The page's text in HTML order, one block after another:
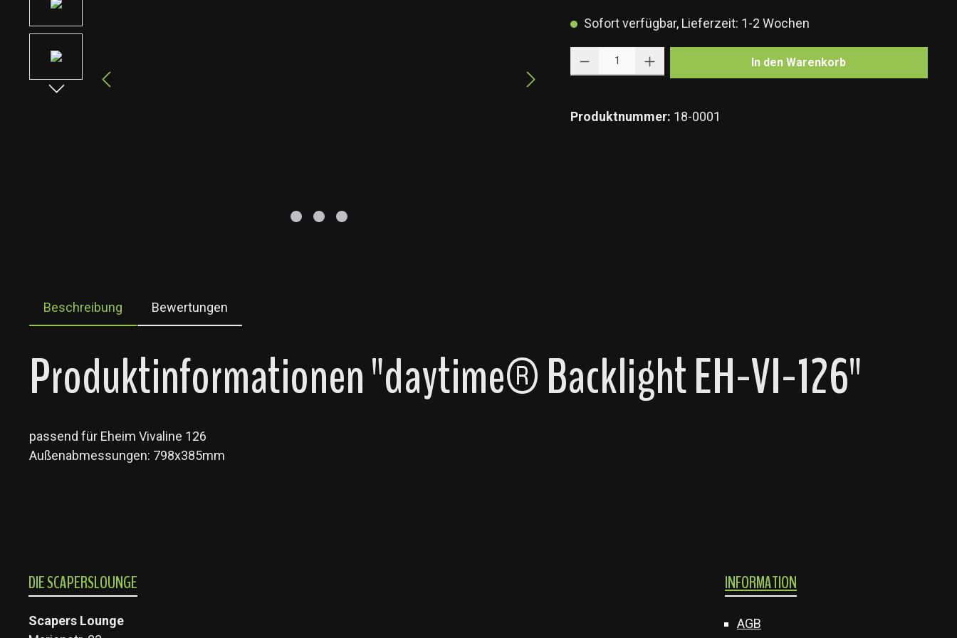
Sofort verfügbar, Lieferzeit: 1-2 Wochen
In den Warenkorb
Produktnummer: 18-0001
Beschreibung Bewertungen
Produktinformationen "daytime® Backlight EH-VI-126"
passend für Eheim Vivaline 126
Außenabmessungen: 798x385mm
DIE SCAPERSLOUNGE
Scapers Lounge
INFORMATION
AGB